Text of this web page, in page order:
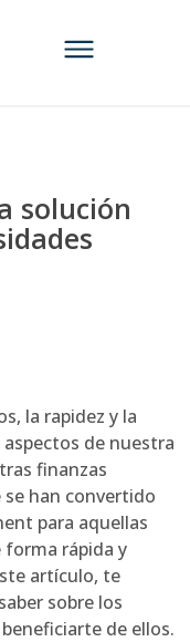
solución
la rapidez y la
de nuestra
finanzas
han convertido
para aquellas
rápida y
artículo, te
sobre los
de ellos.